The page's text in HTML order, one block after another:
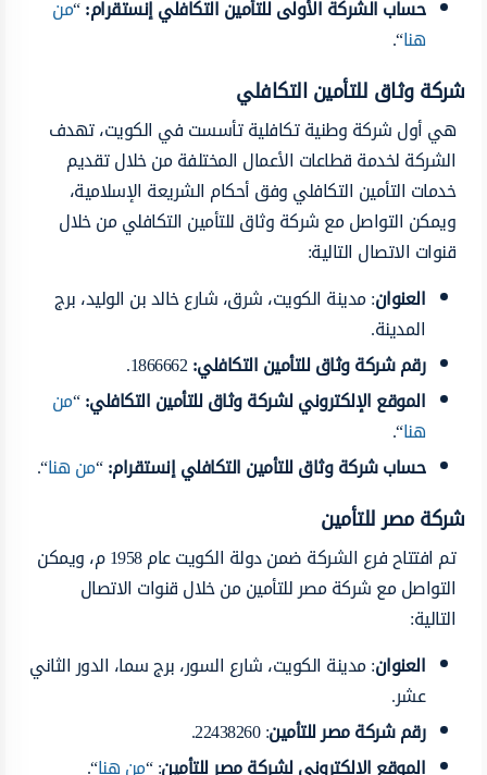
حساب الشركة الأولى للتأمين التكافلي إنستقرام:
“من
هنا“.
شركة وثاق للتأمين التكافلي
هي أول شركة وطنية تكافلية تأسست في الكويت، تهدف
الشركة لخدمة قطاعات الأعمال المختلفة من خلال تقديم
خدمات التأمين التكافلي وفق أحكام الشريعة الإسلامية،
ويمكن التواصل مع شركة وثاق للتأمين التكافلي من خلال
قنوات الاتصال التالية:
العنوان: مدينة الكويت، شرق، شارع خالد بن الوليد، برج
المدينة.
رقم شركة وثاق للتأمين التكافلي:
1866662.
الموقع الإلكتروني لشركة وثاق للتأمين التكافلي:
“من
هنا“.
حساب شركة وثاق للتأمين التكافلي إنستقرام:
“من هنا“.
شركة مصر للتأمين
تم افتتاح فرع الشركة ضمن دولة الكويت عام 1958 م، ويمكن
التواصل مع شركة مصر للتأمين من خلال قنوات الاتصال
التالية:
العنوان: مدينة الكويت، شارع السور، برج سما، الدور الثاني
عشر.
رقم شركة مصر للتأمين: 22438260.
الموقع الإلكتروني لشركة مصر للتأمين: “من هنا“.